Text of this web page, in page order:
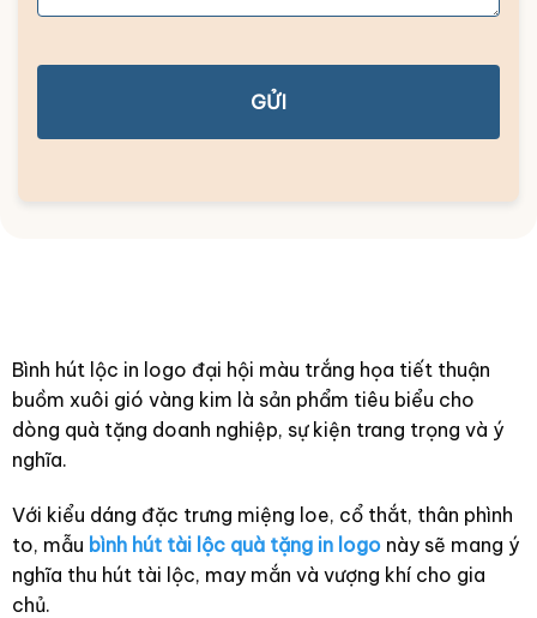
GỬI
Bình hút lộc in logo đại hội màu trắng họa tiết thuận
buồm xuôi gió vàng kim là sản phẩm tiêu biểu cho
dòng quà tặng doanh nghiệp, sự kiện trang trọng và ý
nghĩa.
Với kiểu dáng đặc trưng miệng loe, cổ thắt, thân phình
to, mẫu bình hút tài lộc quà tặng in logonày sẽ mang ý
nghĩa thu hút tài lộc, may mắn và vượng khí cho gia
chủ.